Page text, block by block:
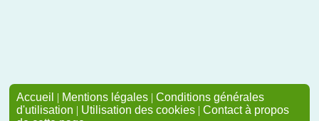
Accueil | Mentions légales | Conditions générales
d'utilisation | Utilisation des cookies | Contact à propos